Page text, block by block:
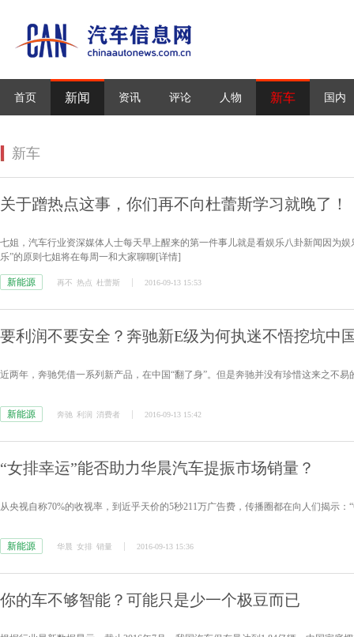
首页 新闻 资讯 评论 人物 新车 国内
新车
关于蹭热点这事，你们再不向杜蕾斯学习就晚了！
七姐，汽车行业资深媒体人士每天早上醒来的第一件事儿就是看娱乐八卦新闻因为
乐”的原则七姐将在每周一和大家聊聊[详情]
新能源 再不 热点 杜蕾斯 2016-09-13 15:53
要利润不要安全？奔驰新E级为何执迷不悟挖坑中
近两年，奔驰凭借一系列新产品，在中国“翻了身”。但是奔驰并没有珍惜这来之不易
新能源 奔驰 利润 消费者 2016-09-13 15:42
“女排幸运”能否助力华晨汽车提振市场销量？
从央视自称70%的收视率，到近乎天价的5秒211万广告费，传播圈都在向人们揭示
新能源 华晨 女排 销量 2016-09-13 15:36
你的车不够智能？可能只是少一个极豆而已